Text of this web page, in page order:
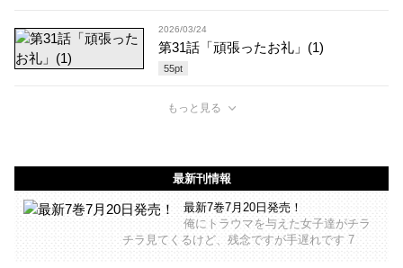
2026/03/24
第31話「頑張ったお礼」(1)
55pt
もっと見る
最新刊情報
最新7巻7月20日発売！
俺にトラウマを与えた女子達がチラ
チラ見てくるけど、残念ですが手遅れです 7